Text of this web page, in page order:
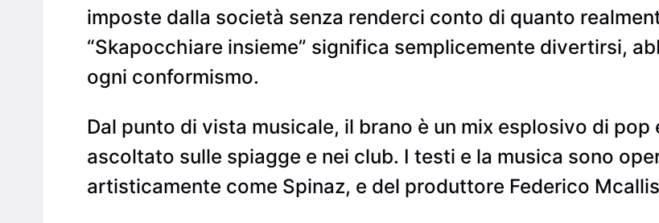
imposte dalla società senza renderci conto di quanto
“Skapocchiare insieme” significa semplicemente divertirsi,
ogni conformismo.
Dal punto di vista musicale, il brano è un mix esplosivo di
ascoltato sulle spiagge e nei club. I testi e la musica sono
artisticamente come Spinaz, e del produttore Federico